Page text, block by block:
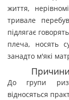
життя,
тривале
підлягає
плеча, носять
занадто м'які
До групи
відносяться